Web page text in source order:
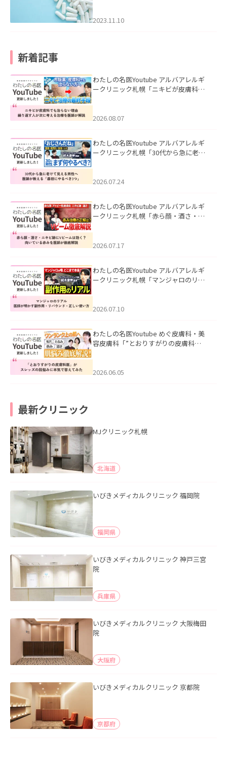
2023.11.10
新着記事
わたしの名医Youtube アルバアレルギ
ークリニック札幌「ニキビが皮膚科で
ました。
2026.08.07
わたしの名医Youtube アルバアレルギ
ークリニック札幌「30代から急に老け
た。
2026.07.24
わたしの名医Youtube アルバアレルギ
ークリニック札幌「赤ら顔・酒さ・ニ
した。
2026.07.17
わたしの名医Youtube アルバアレルギ
ークリニック札幌「マンジャロのリア
た。
2026.07.10
わたしの名医Youtube めぐ皮膚科・美
容皮膚科「”とおりすがりの皮膚科
2026.06.05
最新クリニック
MJクリニック札幌
北海道
いびきメディカルクリニック 福岡院
福岡県
いびきメディカルクリニック 神戸三宮
院
兵庫県
いびきメディカルクリニック 大阪梅田
院
大阪府
いびきメディカルクリニック 京都院
京都府